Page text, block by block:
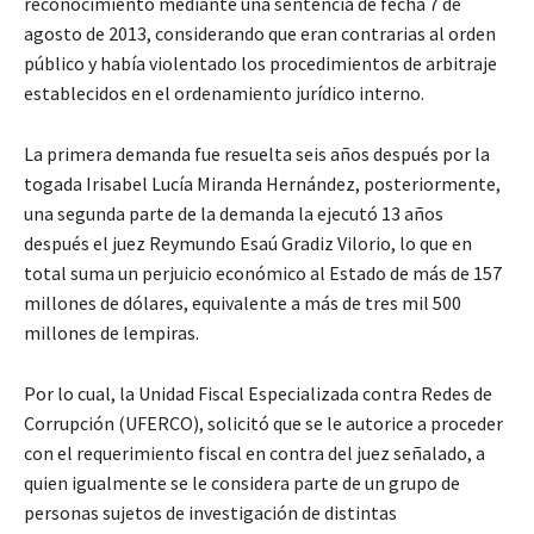
agosto de 2013, considerando que eran contrarias al orden
público y había violentado los procedimientos de arbitraje
establecidos en el ordenamiento jurídico interno.
La primera demanda fue resuelta seis años después por la
togada Irisabel Lucía Miranda Hernández, posteriormente,
una segunda parte de la demanda la ejecutó 13 años
después el juez Reymundo Esaú Gradiz Vilorio, lo que en
total suma un perjuicio económico al Estado de más de 157
millones de dólares, equivalente a más de tres mil 500
millones de lempiras.
Por lo cual, la Unidad Fiscal Especializada contra Redes de
Corrupción (UFERCO), solicitó que se le autorice a proceder
con el requerimiento fiscal en contra del juez señalado, a
quien igualmente se le considera parte de un grupo de
personas sujetos de investigación de distintas